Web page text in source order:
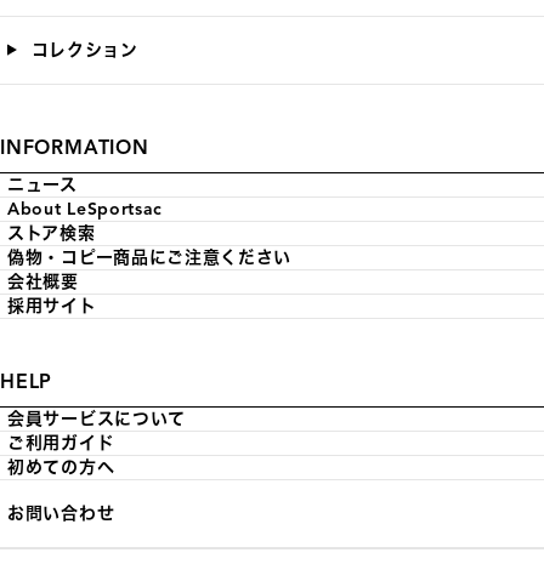
コレクション
INFORMATION
ニュース
About LeSportsac
ストア検索
偽物・コピー商品にご注意ください
会社概要
採用サイト
HELP
会員サービスについて
ご利用ガイド
初めての方へ
お問い合わせ